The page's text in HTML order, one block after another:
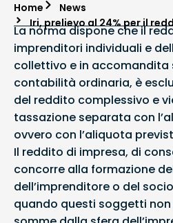
Home
News
Iri, prelievo al 24% per il
La norma dispone che il
imprenditori individuali e
collettivo e in accomandita
contabilità ordinaria, è
del reddito complessivo e
tassazione separata con
ovvero con l’aliquota
Il reddito di impresa, di
concorre alla formazione
dell’imprenditore o del
quando questi soggetti